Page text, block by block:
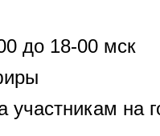
до 18-00 мск
участникам на